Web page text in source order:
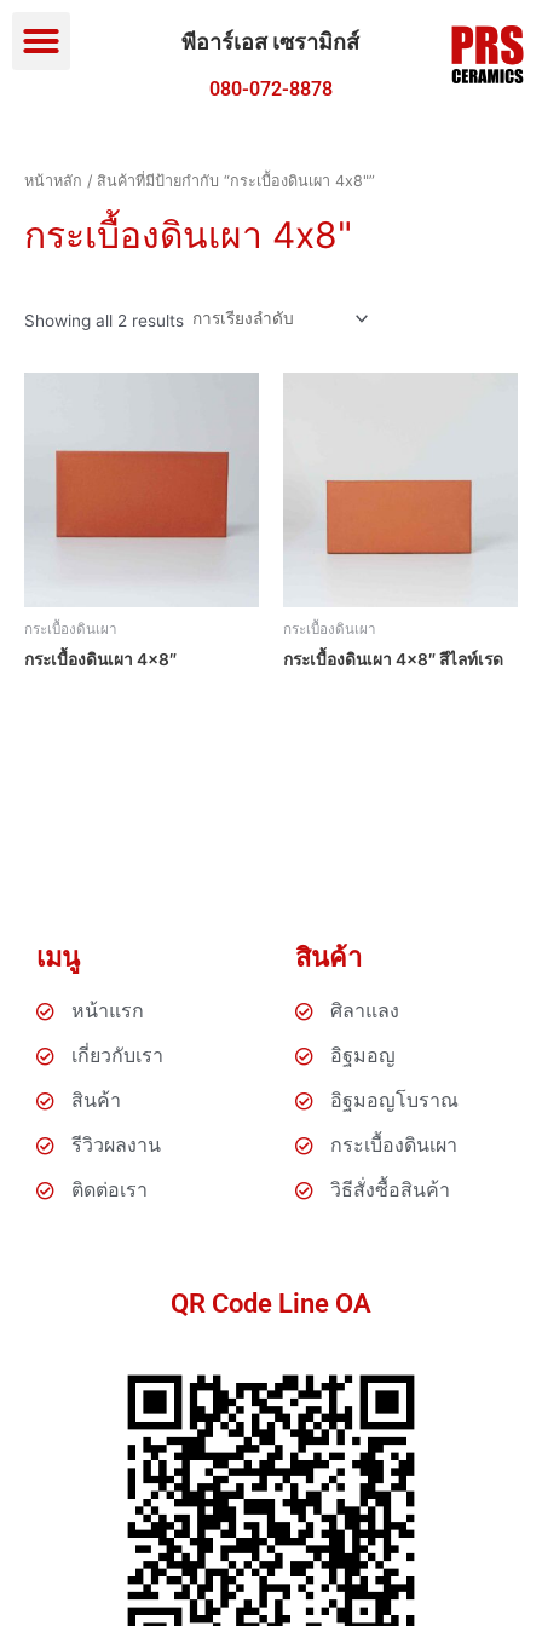
Menu พีอาร์เอส เซรามิกส์
080-072-8878
หน้าหลัก / สินค้าที่มีป้ายกำกับ “กระเบื้องดินเผา 4x8"”
กระเบื้องดินเผา 4x8"
Showing all 2 results
กระเบื้องดินเผา
กระเบื้องดินเผา 4×8″
กระเบื้องดินเผา
กระเบื้องดินเผา 4×8″ สีไลท์เรด
เมนู
หน้าแรก
เกี่ยวกับเรา
สินค้า
รีวิวผลงาน
ติดต่อเรา
สินค้า
ศิลาแลง
อิฐมอญ
อิฐมอญโบราณ
กระเบื้องดินเผา
วิธีสั่งซื้อสินค้า
QR Code Line OA